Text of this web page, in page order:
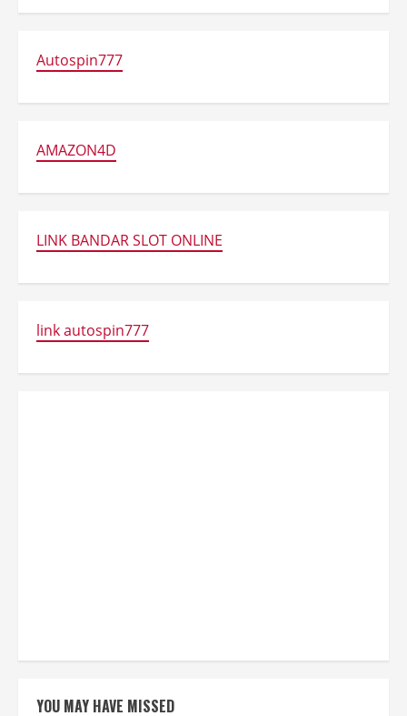
Autospin777
AMAZON4D
LINK BANDAR SLOT ONLINE
link autospin777
YOU MAY HAVE MISSED